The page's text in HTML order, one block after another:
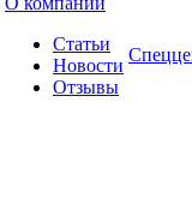
Статьи
Новости
Отзывы